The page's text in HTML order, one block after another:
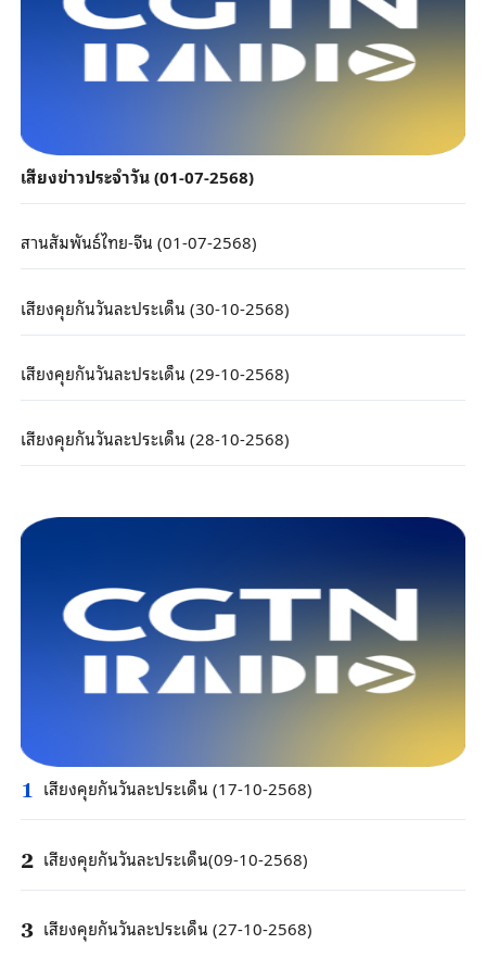
เสียงข่าวประจำวัน (01-07-2568)
สานสัมพันธ์ไทย-จีน (01-07-2568)
เสียงคุยกันวันละประเด็น (30-10-2568)
เสียงคุยกันวันละประเด็น (29-10-2568)
เสียงคุยกันวันละประเด็น (28-10-2568)
1 เสียงคุยกันวันละประเด็น (17-10-2568)
2 เสียงคุยกันวันละประเด็น(09-10-2568)
3 เสียงคุยกันวันละประเด็น (27-10-2568)